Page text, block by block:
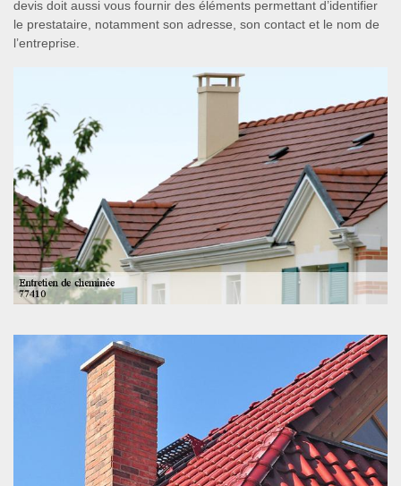
devis doit aussi vous fournir des éléments permettant d’identifier
le prestataire, notamment son adresse, son contact et le nom de
l’entreprise.